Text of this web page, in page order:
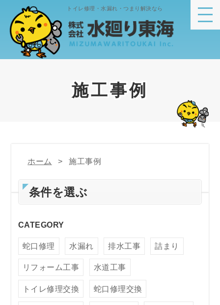
トイレ修理・水漏れ・つまり解決なら
施工事例
ホーム 施工事例
条件を選ぶ
CATEGORY
蛇口修理 水漏れ 排水工事 詰まり
リフォーム工事 水道工事
トイレ修理交換 蛇口修理交換